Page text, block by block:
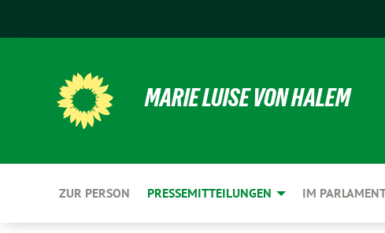
MARIE LUISE VON HALEM
ZUR PERSON PRESSEMITTEILUNGEN IM